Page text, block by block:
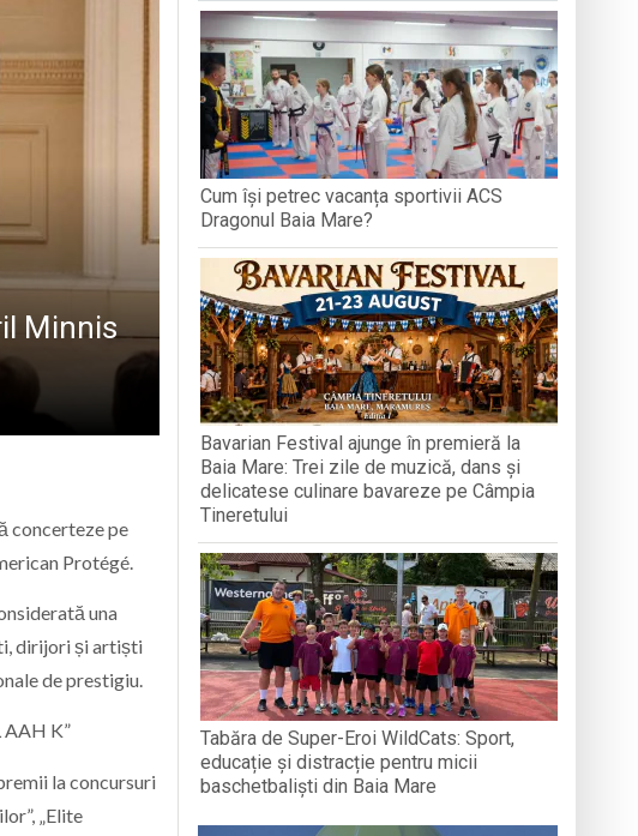
avansează conform graficului
GRAND PRIX ROMÂNIA 2026, ÎN ALBA
Minnis
concerteze pe
Protégé
una
dirijori și artiști
de prestigiu.
la concursuri
„Elite
Cum își petrec vacanța sportivii ACS
Dragonul Baia Mare?
Bavarian Festival ajunge în premieră la
Baia Mare: Trei zile de muzică, dans și
delicatese culinare bavareze pe Câmpia
Tineretului
Tabăra de Super-Eroi WildCats: Sport,
educație și distracție pentru micii
baschetbaliști din Baia Mare